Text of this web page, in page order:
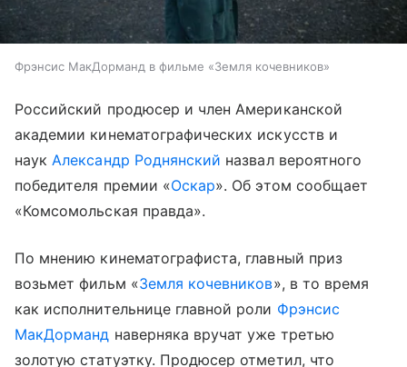
Фрэнсис МакДорманд в фильме «Земля кочевников»
Российский продюсер и член Американской
академии кинематографических искусств и
наук Александр Роднянский назвал вероятного
победителя премии «Оскар». Об этом сообщает
«Комсомольская правда».
По мнению кинематографиста, главный приз
возьмет фильм «Земля кочевников», в то время
как исполнительнице главной роли Фрэнсис
МакДорманд наверняка вручат уже третью
золотую статуэтку. Продюсер отметил, что